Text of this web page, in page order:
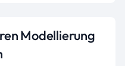
Modellierung